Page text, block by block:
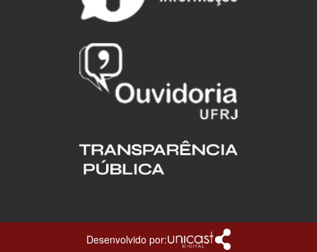
Desenvolvido por: